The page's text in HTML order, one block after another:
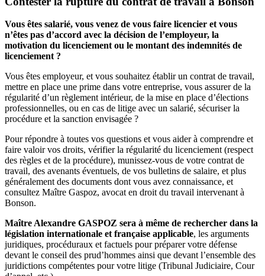
Vous êtes salarié, vous venez de vous faire licencier et vous
n’êtes pas d’accord avec la décision de l’employeur, la
motivation du licenciement ou le montant des indemnités de
licenciement ?
Vous êtes employeur, et vous souhaitez établir un contrat de travail,
mettre en place une prime dans votre entreprise, vous assurer de la
régularité d’un règlement intérieur, de la mise en place d’élections
professionnelles, ou en cas de litige avec un salarié, sécuriser la
procédure et la sanction envisagée ?
Pour répondre à toutes vos questions et vous aider à comprendre et
faire valoir vos droits, vérifier la régularité du licenciement (respect
des règles et de la procédure), munissez-vous de votre contrat de
travail, des avenants éventuels, de vos bulletins de salaire, et plus
généralement des documents dont vous avez connaissance, et
consultez Maître Gaspoz, avocat en droit du travail intervenant à
Bonson.
Maître Alexandre GASPOZ sera à même de rechercher dans la
législation internationale et française applicable, les arguments
juridiques, procéduraux et factuels pour préparer votre défense
devant le conseil des prud’hommes ainsi que devant l’ensemble des
juridictions compétentes pour votre litige (Tribunal Judiciaire, Cour